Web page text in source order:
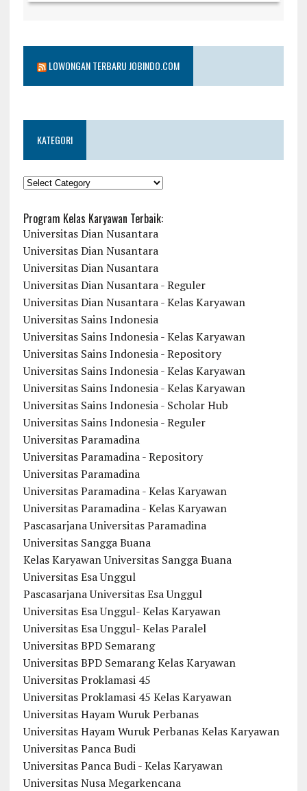
LOWONGAN TERBARU JOBINDO.COM
KATEGORI
KATEGORI
Program Kelas Karyawan Terbaik:
Universitas Dian Nusantara
Universitas Dian Nusantara
Universitas Dian Nusantara
Universitas Dian Nusantara - Reguler
Universitas Dian Nusantara - Kelas Karyawan
Universitas Sains Indonesia
Universitas Sains Indonesia - Kelas Karyawan
Universitas Sains Indonesia - Repository
Universitas Sains Indonesia - Kelas Karyawan
Universitas Sains Indonesia - Kelas Karyawan
Universitas Sains Indonesia - Scholar Hub
Universitas Sains Indonesia - Reguler
Universitas Paramadina
Universitas Paramadina - Repository
Universitas Paramadina
Universitas Paramadina - Kelas Karyawan
Universitas Paramadina - Kelas Karyawan
Pascasarjana Universitas Paramadina
Universitas Sangga Buana
Kelas Karyawan Universitas Sangga Buana
Universitas Esa Unggul
Pascasarjana Universitas Esa Unggul
Universitas Esa Unggul- Kelas Karyawan
Universitas Esa Unggul- Kelas Paralel
Universitas BPD Semarang
Universitas BPD Semarang Kelas Karyawan
Universitas Proklamasi 45
Universitas Proklamasi 45 Kelas Karyawan
Universitas Hayam Wuruk Perbanas
Universitas Hayam Wuruk Perbanas Kelas Karyawan
Universitas Panca Budi
Universitas Panca Budi - Kelas Karyawan
Universitas Nusa Megarkencana